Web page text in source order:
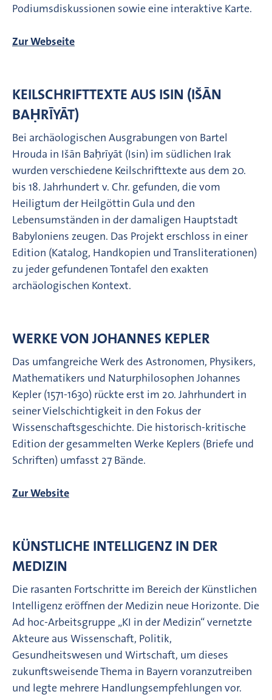
Podiumsdiskussionen sowie eine interaktive Karte.
Zur Webseite
KEILSCHRIFTTEXTE AUS ISIN (IŠĀN
BAḤRĪYĀT)
Bei archäologischen Ausgrabungen von Bartel
Hrouda in Išān Baḥrīyāt (Isin) im südlichen Irak
wurden verschiedene Keilschrifttexte aus dem 20.
bis 18. Jahrhundert v. Chr. gefunden, die vom
Heiligtum der Heilgöttin Gula und den
Lebensumständen in der damaligen Hauptstadt
Babyloniens zeugen. Das Projekt erschloss in einer
Edition (Katalog, Handkopien und Transliterationen)
zu jeder gefundenen Tontafel den exakten
archäologischen Kontext.
WERKE VON JOHANNES KEPLER
Das umfangreiche Werk des Astronomen, Physikers,
Mathematikers und Naturphilosophen Johannes
Kepler (1571-1630) rückte erst im 20. Jahrhundert in
seiner Vielschichtigkeit in den Fokus der
Wissenschaftsgeschichte. Die historisch-kritische
Edition der gesammelten Werke Keplers (Briefe und
Schriften) umfasst 27 Bände.
Zur Website
KÜNSTLICHE INTELLIGENZ IN DER
MEDIZIN
Die rasanten Fortschritte im Bereich der Künstlichen
Intelligenz eröffnen der Medizin neue Horizonte. Die
Ad hoc-Arbeitsgruppe „KI in der Medizin“ vernetzte
Akteure aus Wissenschaft, Politik,
Gesundheitswesen und Wirtschaft, um dieses
zukunftsweisende Thema in Bayern voranzutreiben
und legte mehrere Handlungsempfehlungen vor.